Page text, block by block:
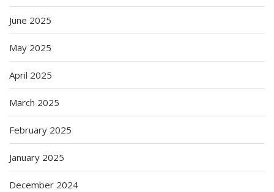
June 2025
May 2025
April 2025
March 2025
February 2025
January 2025
December 2024